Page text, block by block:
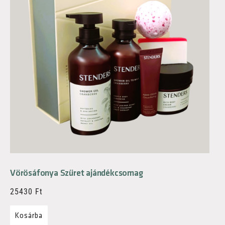
Vörösáfonya Szüret ajándékcsomag
25430 Ft
Kosárba